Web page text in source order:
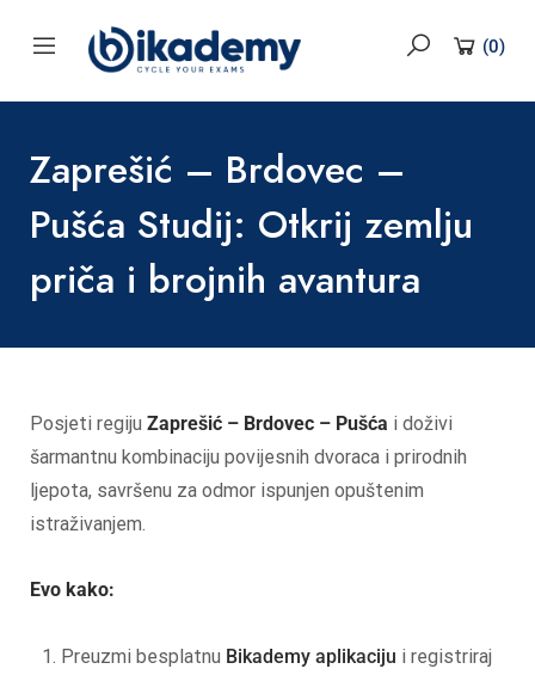
(0)
Zaprešić – Brdovec –
Pušća Studij: Otkrij zemlju
priča i brojnih avantura
Posjeti regiju Zaprešić – Brdovec – Pušća i doživi
šarmantnu kombinaciju povijesnih dvoraca i prirodnih
ljepota, savršenu za odmor ispunjen opuštenim
istraživanjem.
Evo kako:
Preuzmi besplatnu Bikademy aplikaciju i registriraj